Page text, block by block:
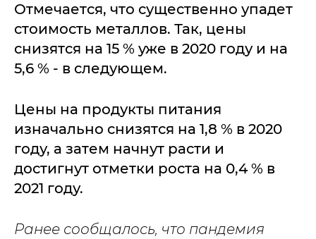
Отмечается, что существенно упадет
стоимость металлов. Так, цены
снизятся на 15 % уже в 2020 году и на
5,6 % - в следующем.
Цены на продукты питания
изначально снизятся на 1,8 % в 2020
году, а затем начнут расти и
достигнут отметки роста на 0,4 % в
2021 году.
Ранее сообщалось, что пандемия